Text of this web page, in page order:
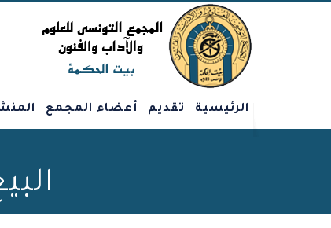
الرئيسية تقديم أعضاء المجمع